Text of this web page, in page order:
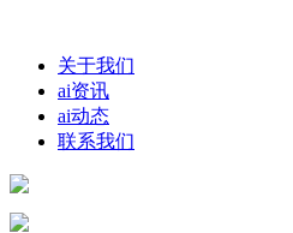
关于我们
ai资讯
ai动态
联系我们